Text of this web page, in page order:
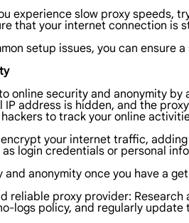
experience slow proxy speeds,
that your internet connection is
setup issues, you can ensure
online security and anonymity
IP address is hidden, and the
to track your online
your internet traffic,
login credentials or personal
and anonymity once you have a
reliable proxy provider:
logs policy, and regularly update